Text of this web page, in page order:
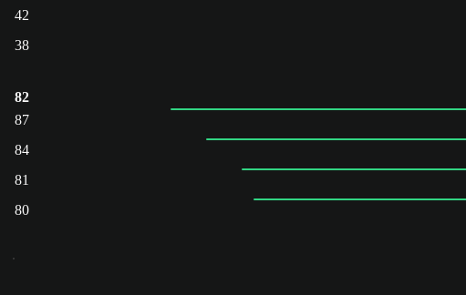
42
38
82
87
84
81
80